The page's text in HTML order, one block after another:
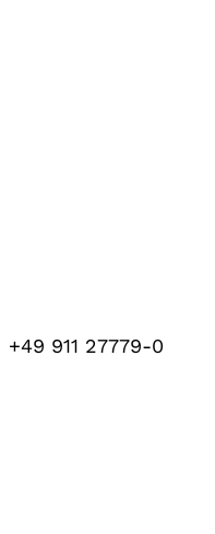
+49 911 27779-0